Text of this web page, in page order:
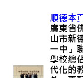
順德本
廣東省
山市新
一中」
學校總
代化的